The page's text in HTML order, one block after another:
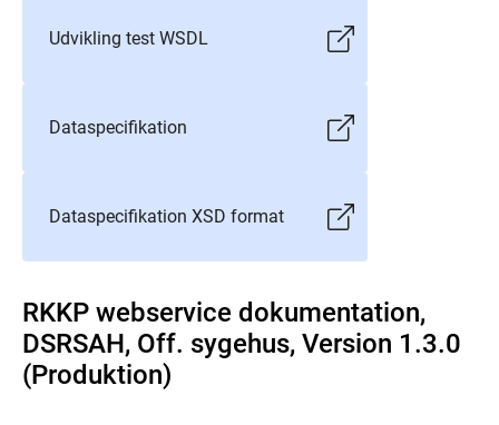
Udvikling test WSDL
Dataspecifikation
Dataspecifikation XSD format
RKKP webservice dokumentation,
DSRSAH, Off. sygehus, Version 1.3.0
(Produktion)